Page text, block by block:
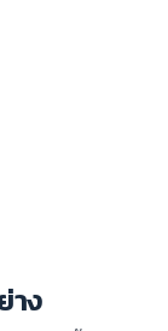
าง